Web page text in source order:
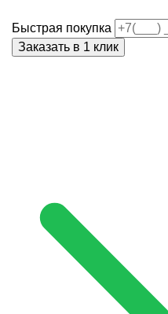
Быстрая покупка